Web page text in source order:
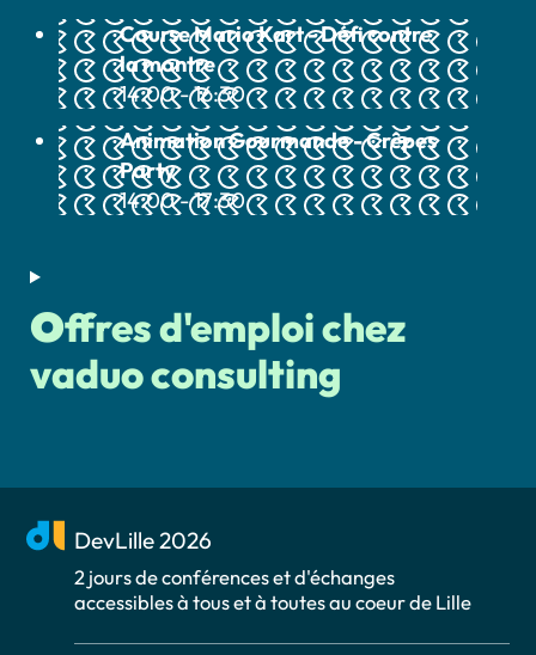
Course Mario Kart - Défi contre
la montre
14:00 - 16:30
Animation Gourmande - Crêpes
Party
14:00 - 17:30
offres d'emploi chez
vaduo consulting
DevLille 2026
2 jours de conférences et d'échanges
accessibles à tous et à toutes au coeur de Lille